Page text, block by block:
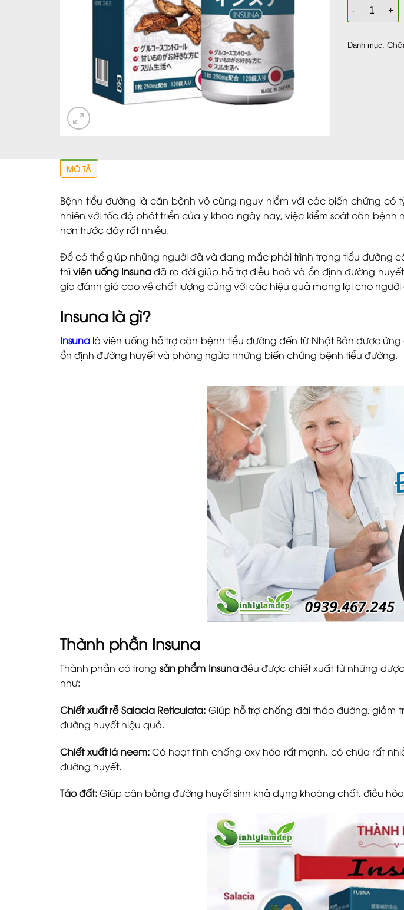
Insuna -
Danh mục:
MÔ TẢ
Bệnh tiểu đường là căn bệnh vô cùng nguy hiểm với các biến chứng có
nhiên với tốc độ phát triển của y khoa ngày nay, việc kiểm soát căn
hơn trước đây rất nhiều.
Để có thể giúp những người đã và đang mắc phải trình trạng tiểu đường
thìviên uống Insunađã ra đời giúp hỗ trợ điều hoà và ổn định đường
gia đánh giá cao về chất lượng cùng với các hiệu quả mang lại cho người
Insuna là gì?
Insuna là viên uống hỗ trợ căn bệnh tiểu đường đến từ Nhật Bản được
ổn định đường huyết và phòng ngừa những biến chứng bệnh tiểu đường.
Thành phần Insuna
Thành phần có trong sản phẩm Insunađều được chiết xuất từ những
như:
Chiết xuất rễ Salacia Reticulata: Giúp hỗ trợ chống đái tháo đường, giảm
đường huyết hiệu quả.
Chiết xuất lá neem:Có hoạt tính chống oxy hóa rất mạnh, có chứa rất
đường huyết.
Táo đất:Giúp cân bằng đường huyết sinh khả dụng khoáng chất, điều